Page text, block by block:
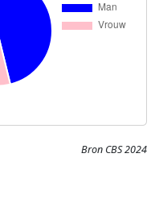
Bron CBS 2024